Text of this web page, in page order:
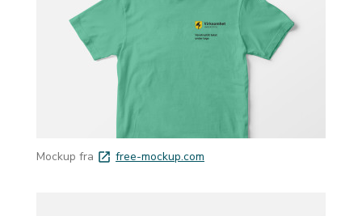
Mockup fra launch free-mockup.com